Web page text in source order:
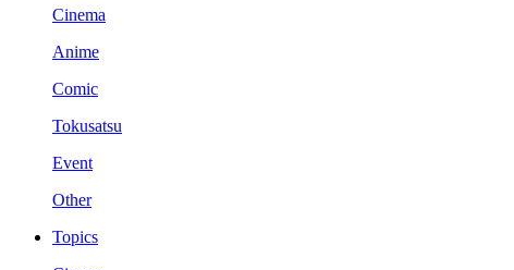
Cinema
Anime
Comic
Tokusatsu
Event
Other
Topics